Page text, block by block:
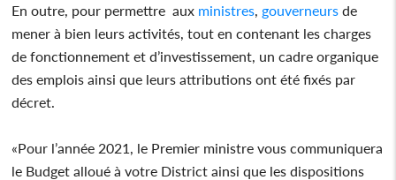
En outre, pour permettre aux ministres, gouverneurs de
mener à bien leurs activités, tout en contenant les charges
de fonctionnement et d’investissement, un cadre organique
des emplois ainsi que leurs attributions ont été fixés par
décret.
«Pour l’année 2021, le Premier ministre vous communiquera
le Budget alloué à votre District ainsi que les dispositions